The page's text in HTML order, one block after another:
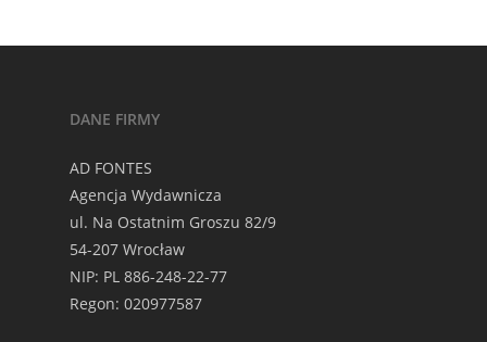
DANE FIRMY
AD FONTES
Agencja Wydawnicza
ul. Na Ostatnim Groszu 82/9
54-207 Wrocław
NIP: PL 886-248-22-77
Regon: 020977587